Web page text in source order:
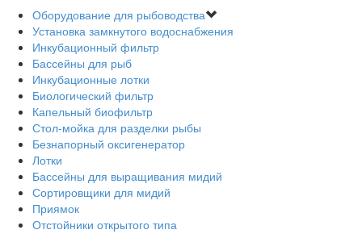
Оборудование для рыбоводства
Установка замкнутого водоснабжения
Инкубационный фильтр
Бассейны для рыб
Инкубационные лотки
Биологический фильтр
Капельный биофильтр
Стол-мойка для разделки рыбы
Безнапорный оксигенератор
Лотки
Бассейны для выращивания мидий
Сортировщики для мидий
Приямок
Отстойники открытого типа